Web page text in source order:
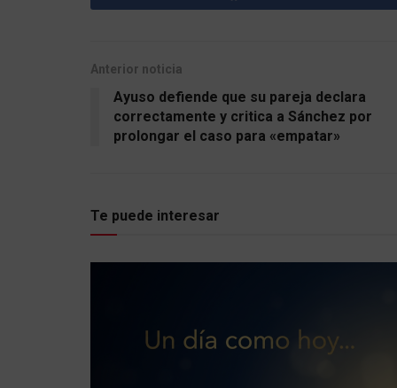
Anterior noticia
Ayuso defiende que su pareja declara
correctamente y critica a Sánchez por
prolongar el caso para «empatar»
Te puede interesar